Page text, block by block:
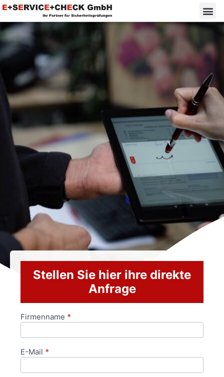
Stellen Sie hier ihre direkte
Anfrage
Anfrageformular
Firmenname *
E-Mail *